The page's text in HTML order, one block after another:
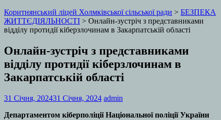
Коритнянський ліцей Холмківської сільської ради > БЕЗПЕКА
ЖИТТЄДІЯЛЬНОСТІ > Онлайн-зустріч з представниками
відділу протидії кіберзлочинам в Закарпатській області
Онлайн-зустріч з представниками
відділу протидії кіберзлочинам в
Закарпатській області
31 Січня, 202431 Січня, 2024 admin
Департаментом кіберполіції Національної поліції України